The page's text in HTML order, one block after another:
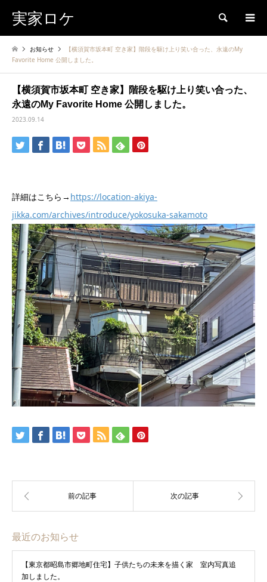
実家ロケ 検索
お知らせ
【横須賀市坂本町 空き家】階段を駆け上り笑い合った、永遠のMy
Favorite Home 公開しました。
【横須賀市坂本町 空き家】階段を駆け上り笑い合った、
永遠のMy Favorite Home 公開しました。
2023.09.14
詳細はこちら→ https://location-akiya-
jikka.com/archives/introduce/yokosuka-sakamoto
最近のお知らせ
【東京都昭島市郷地町住宅】子供たちの未来を描く家 室内写真追
加しました。